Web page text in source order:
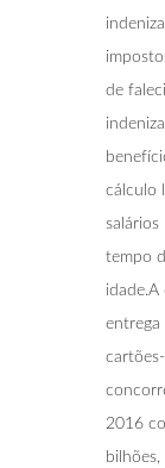
de
cálculo
salários
tempo
entrega
2016